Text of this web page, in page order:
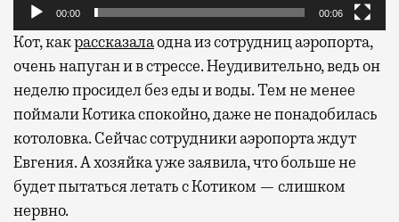
00:00 00:06
Кот, какрассказалаодна из сотрудниц аэропорта,
очень напуган и в стрессе. Неудивительно, ведь он
неделю просидел без еды и воды. Тем не менее
поймали Котика спокойно, даже не понадобилась
котоловка. Сейчас сотрудники аэропорта ждут
Евгения. А хозяйка уже заявила, что больше не
будет пытаться летать с Котиком — слишком
нервно.